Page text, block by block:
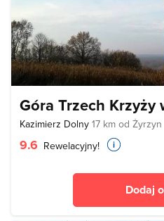
Góra Trzech Krzyży
Kazimierz Dolny 17 km od Żyrzyn
9.6 Rewelacyjny!
Dodaj